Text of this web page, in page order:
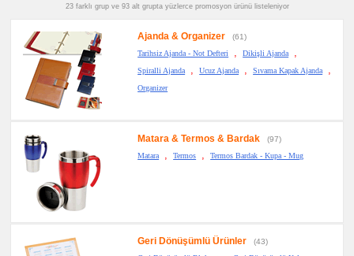
23 farklı grup ve 93 alt grupta yüzlerce promosyon ürünü listeleniyor
Ajanda & Organizer
(61)
Tarihsiz Ajanda - Not Defteri
, Dikişli Ajanda ,
Spiralli Ajanda , Ucuz Ajanda , Sıvama Kapak Ajanda ,
Organizer
Matara & Termos & Bardak
(97)
Matara
, Termos , Termos Bardak - Kupa - Mug
Geri Dönüşümlü Ürünler
(43)